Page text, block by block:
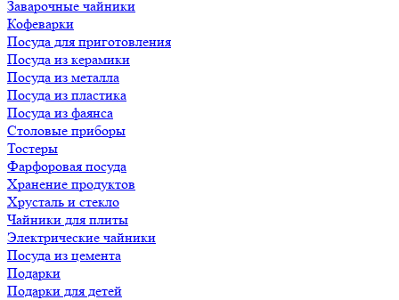
Заварочные чайники
Кофеварки
Посуда для приготовления
Посуда из керамики
Посуда из металла
Посуда из пластика
Посуда из фаянса
Столовые приборы
Тостеры
Фарфоровая посуда
Хранение продуктов
Хрусталь и стекло
Чайники для плиты
Электрические чайники
Посуда из цемента
Подарки
Подарки для детей